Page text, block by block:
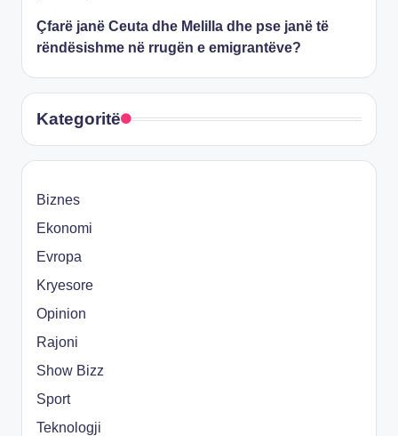
Çfarë janë Ceuta dhe Melilla dhe pse janë të
rëndësishme në rrugën e emigrantëve?
Kategoritë
Biznes
Ekonomi
Evropa
Kryesore
Opinion
Rajoni
Show Bizz
Sport
Teknologji